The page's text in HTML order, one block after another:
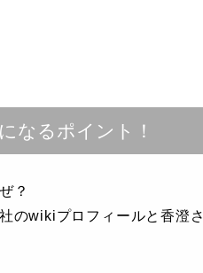
なるポイント！
？
のwikiプロフィールと香澄さ